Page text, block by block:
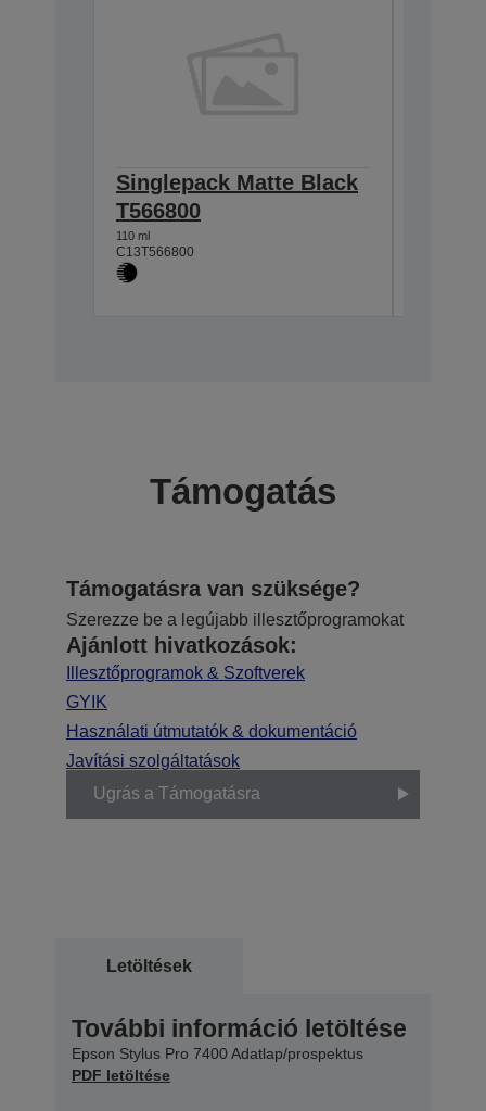
Singlepack Matte Black
T566800
110 ml
C13T566800
Támogatás
Támogatásra van szüksége?
Szerezze be a legújabb illesztőprogramokat
Ajánlott hivatkozások:
Illesztőprogramok & Szoftverek
GYIK
Használati útmutatók & dokumentáció
Javítási szolgáltatások
Ugrás a Támogatásra
Letöltések
További információ letöltése
Epson Stylus Pro 7400 Adatlap/prospektus
PDF letöltése